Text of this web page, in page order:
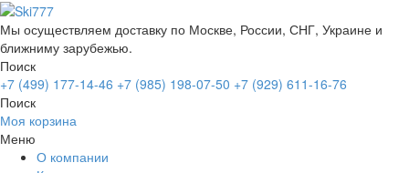
Мы осуществляем доставку по Москве, России, СНГ, Украине и
ближниму зарубежью.
Поиск
+7 (499) 177-14-46 +7 (985) 198-07-50 +7 (929) 611-16-76
Поиск
Моя корзина
Меню
О компании